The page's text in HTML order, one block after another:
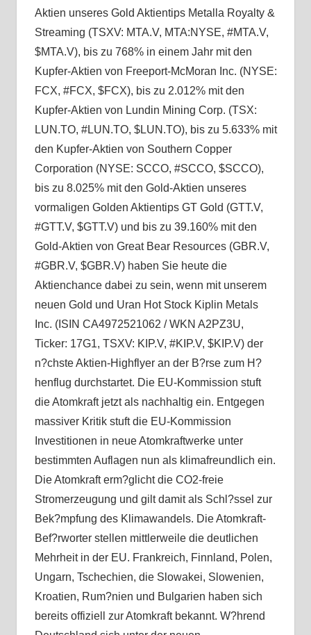
Aktien unseres Gold Aktientips Metalla Royalty &
Streaming (TSXV: MTA.V, MTA:NYSE, #MTA.V,
$MTA.V), bis zu 768% in einem Jahr mit den
Kupfer-Aktien von Freeport-McMoran Inc. (NYSE:
FCX, #FCX, $FCX), bis zu 2.012% mit den
Kupfer-Aktien von Lundin Mining Corp. (TSX:
LUN.TO, #LUN.TO, $LUN.TO), bis zu 5.633% mit
den Kupfer-Aktien von Southern Copper
Corporation (NYSE: SCCO, #SCCO, $SCCO),
bis zu 8.025% mit den Gold-Aktien unseres
vormaligen Golden Aktientips GT Gold (GTT.V,
#GTT.V, $GTT.V) und bis zu 39.160% mit den
Gold-Aktien von Great Bear Resources (GBR.V,
#GBR.V, $GBR.V) haben Sie heute die
Aktienchance dabei zu sein, wenn mit unserem
neuen Gold und Uran Hot Stock Kiplin Metals
Inc. (ISIN CA4972521062 / WKN A2PZ3U,
Ticker: 17G1, TSXV: KIP.V, #KIP.V, $KIP.V) der
n?chste Aktien-Highflyer an der B?rse zum H?
henflug durchstartet. Die EU-Kommission stuft
die Atomkraft jetzt als nachhaltig ein. Entgegen
massiver Kritik stuft die EU-Kommission
Investitionen in neue Atomkraftwerke unter
bestimmten Auflagen nun als klimafreundlich ein.
Die Atomkraft erm?glicht die CO2-freie
Stromerzeugung und gilt damit als Schl?ssel zur
Bek?mpfung des Klimawandels. Die Atomkraft-
Bef?rworter stellen mittlerweile die deutlichen
Mehrheit in der EU. Frankreich, Finnland, Polen,
Ungarn, Tschechien, die Slowakei, Slowenien,
Kroatien, Rum?nien und Bulgarien haben sich
bereits offiziell zur Atomkraft bekannt. W?hrend